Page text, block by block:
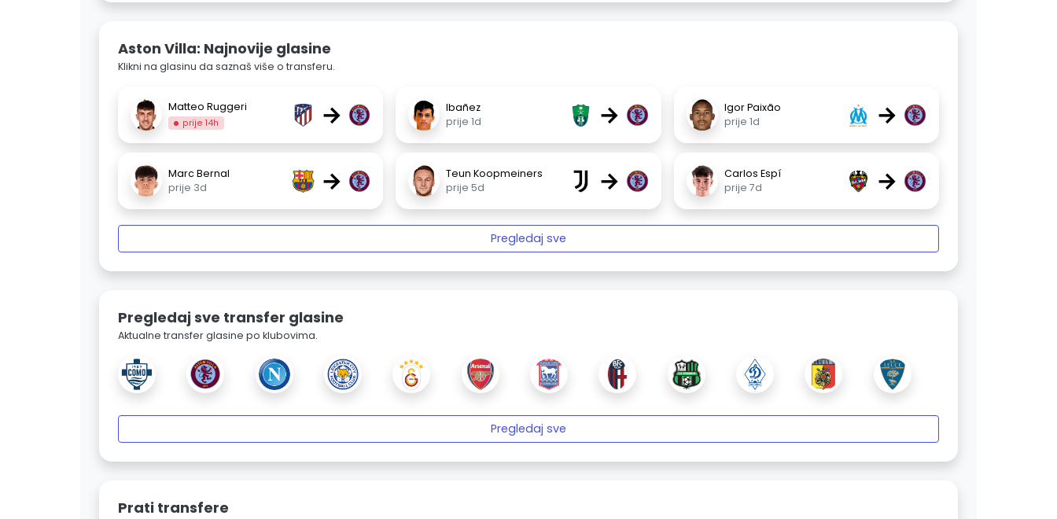
Aston Villa: Najnovije glasine
Klikni na glasinu da saznaš više o transferu.
Matteo Ruggeri
prije 14h →
Ibañez
prije 1d
→
Igor Paixão
prije 1d
→
Marc Bernal
prije 3d
→
Teun Koopmeiners
prije 5d
→
Carlos Espí
prije 7d
→
Pregledaj sve
Pregledaj sve transfer glasine
Aktualne transfer glasine po klubovima.
Pregledaj sve
Prati transfere